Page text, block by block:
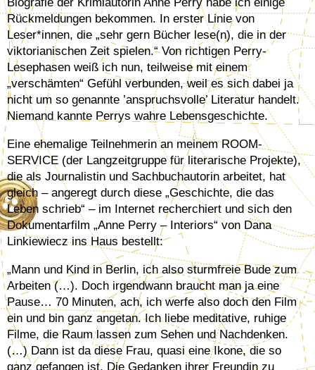
Rückmeldungen bekommen. In erster Linie von
Leser*innen, die „sehr gern Bücher lese(n), die in der
viktorianischen Zeit spielen.“ Von richtigen Perry-
Lesephasen weiß ich nun, teilweise mit einem
„verschämten“ Gefühl verbunden, weil es sich dabei ja
nicht um so genannte ’anspruchsvolle’ Literatur handelt.
Niemand kannte Perrys wahre Lebensgeschichte.
Eine ehemalige Teilnehmerin an meinem ROOM-
SERVICE (der Langzeitgruppe für literarische Projekte),
die als Journalistin und Sachbuchautorin arbeitet, hat
gleich – angeregt durch diese „Geschichte, die das
Leben schrieb“ – im Internet recherchiert und sich den
Dokumentarfilm „Anne Perry – Interiors“ von Dana
Linkiewiecz ins Haus bestellt:
„Mann und Kind in Berlin, ich also sturmfreie Bude zum
Arbeiten (…). Doch irgendwann braucht man ja eine
Pause… 70 Minuten, ach, ich werfe also doch den Film
ein und bin ganz angetan. Ich liebe meditative, ruhige
Filme, die Raum lassen zum Sehen und Nachdenken.
(…) Dann ist da diese Frau, quasi eine Ikone, die so
ganz gefangen ist. Die Gedanken ihrer Freundin zu